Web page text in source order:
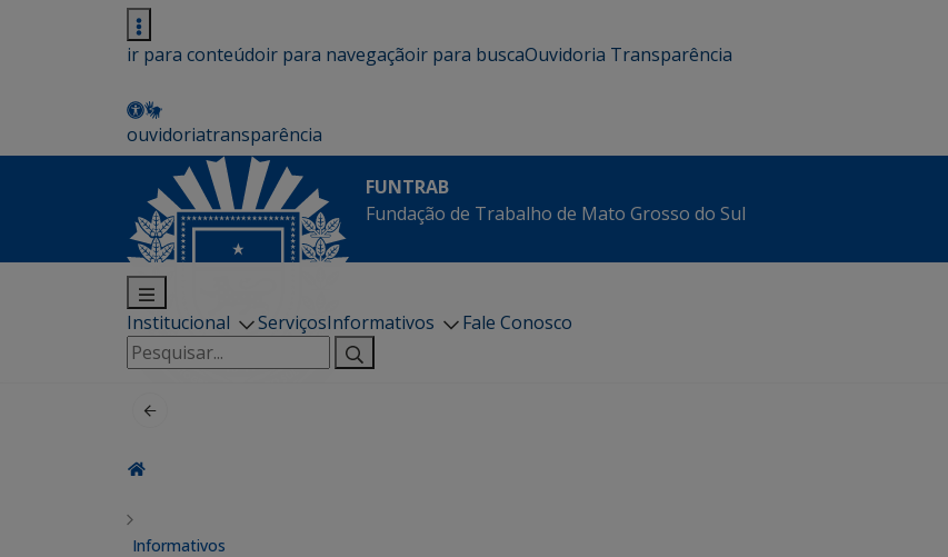
ir para conteúdoir para navegaçãoir para buscaOuvidoria Transparência
ouvidoriatransparência
FUNTRAB
Fundação de Trabalho de Mato Grosso do Sul
Institucional ServiçosInformativos
Fale Conosco
Pesquisar
por:
Informativos